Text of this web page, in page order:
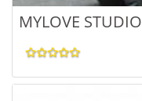
MYLOVE STUDIO